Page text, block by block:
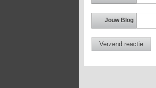
Jouw Blog